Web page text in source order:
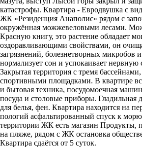
катастрофы. Квартира - Евродвушка с
ЖК «Резиденция Анаполис» рядом с
окружённая можжевеловыми лесами.
Красную книгу, это растение обладает
оздоравливающими свойствами, он
загрязнений, болезнетворных микробов
нормализует сон и успокаивает нервную
Закрытая территория с тремя
спортивными площадками. В квартире
и бытовая техника, посудомоечная
посуда и столовые приборы. Гладильная
для белья, фен. Квартира находится на
пологий асфальтированный спуск к
территории ЖК есть магазин Продукты,
на пляже, рядом с ЖК остановка
Квартира сдаётся от 5 суток.